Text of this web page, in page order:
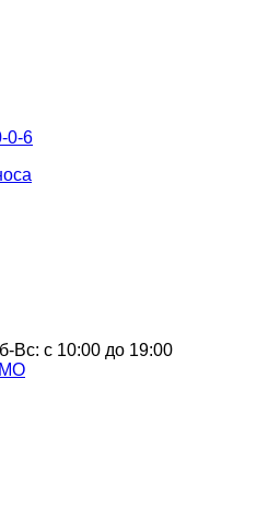
6
Вс: с 10:00 до 19:00
МО